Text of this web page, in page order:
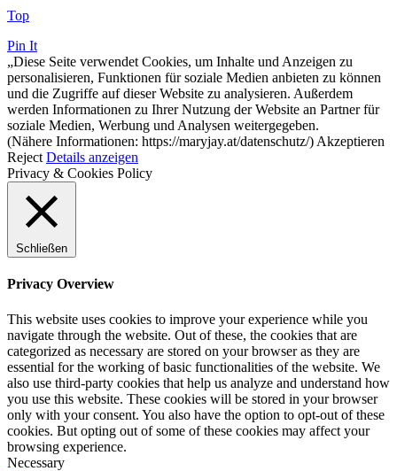
Top
Pin It
„Diese Seite verwendet Cookies, um Inhalte und Anzeigen zu
personalisieren, Funktionen für soziale Medien anbieten zu können
und die Zugriffe auf dieser Website zu analysieren. Außerdem
werden Informationen zu Ihrer Nutzung der Website an Partner für
soziale Medien, Werbung und Analysen weitergegeben.
(Nähere Informationen: https://maryjay.at/datenschutz/) Akzeptieren
Reject Details anzeigen
Privacy & Cookies Policy
Schließen
Privacy Overview
This website uses cookies to improve your experience while you
navigate through the website. Out of these, the cookies that are
categorized as necessary are stored on your browser as they are
essential for the working of basic functionalities of the website. We
also use third-party cookies that help us analyze and understand how
you use this website. These cookies will be stored in your browser
only with your consent. You also have the option to opt-out of these
cookies. But opting out of some of these cookies may affect your
browsing experience.
Necessary